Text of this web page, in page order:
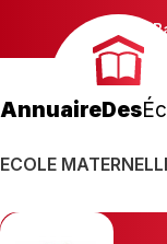
AnnuaireDes
ECOLE